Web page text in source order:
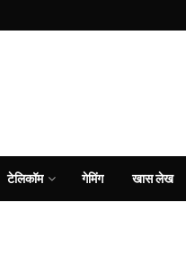
टेलिकॉम गेमिंग खास लेख